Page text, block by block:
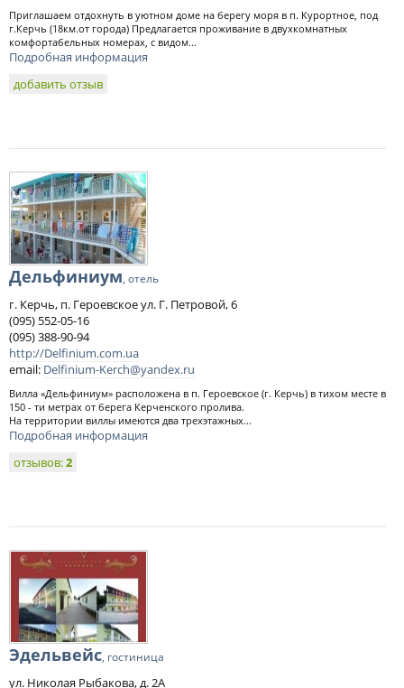
Приглашаем отдохнуть в уютном доме на берегу моря в п. Курортное, под
г.Керчь (18км.от города) Предлагается проживание в двухкомнатных
комфортабельных номерах, с видом...
Подробная информация
добавить отзыв
Дельфиниум, отель
г. Керчь, п. Героевское ул. Г. Петровой, 6
(095) 552-05-16
(095) 388-90-94
http://Delfinium.com.ua
email: Delfinium-Kerch@yandex.ru
Вилла «Дельфиниум» расположена в п. Героевское (г. Керчь) в тихом месте в
150 - ти метрах от берега Керченского пролива.
На территории виллы имеются два трехэтажных...
Подробная информация
отзывов:2
Эдельвейс, гостиница
ул. Николая Рыбакова, д. 2А